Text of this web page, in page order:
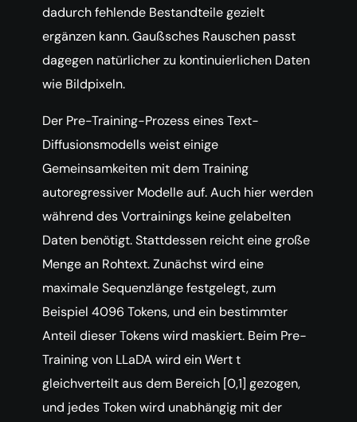
dadurch fehlende Bestandteile gezielt
ergänzen kann. Gaußsches Rauschen passt
dagegen natürlicher zu kontinuierlichen Daten
wie Bildpixeln.
Der Pre-Training-Prozess eines Text-
Diffusionsmodells weist einige
Gemeinsamkeiten mit dem Training
autoregressiver Modelle auf. Auch hier werden
während des Vortrainings keine gelabelten
Daten benötigt. Stattdessen reicht eine große
Menge an Rohtext. Zunächst wird eine
maximale Sequenzlänge festgelegt, zum
Beispiel 4096 Tokens, und ein bestimmter
Anteil dieser Tokens wird maskiert. Beim Pre-
Training von LLaDA wird ein Wert t
gleichverteilt aus dem Bereich [0,1] gezogen,
und jedes Token wird unabhängig mit der